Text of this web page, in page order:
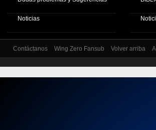
Noticias
Contáctanos Wing Zero Fansub Volver arriba